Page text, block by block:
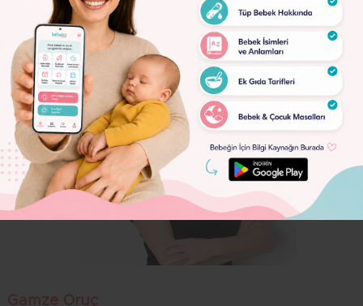
Lorem
Ipsum
Dolor
Lorem
Ipsum
Dolor